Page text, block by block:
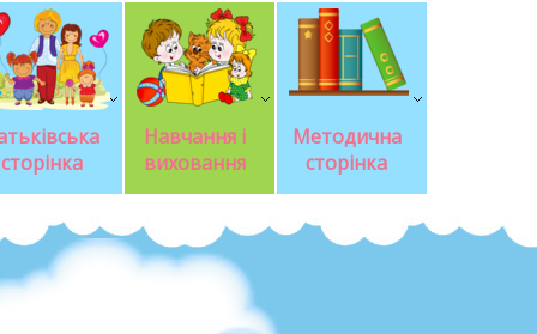
сторінка
Навчання і
виховання
Методична
сторінка